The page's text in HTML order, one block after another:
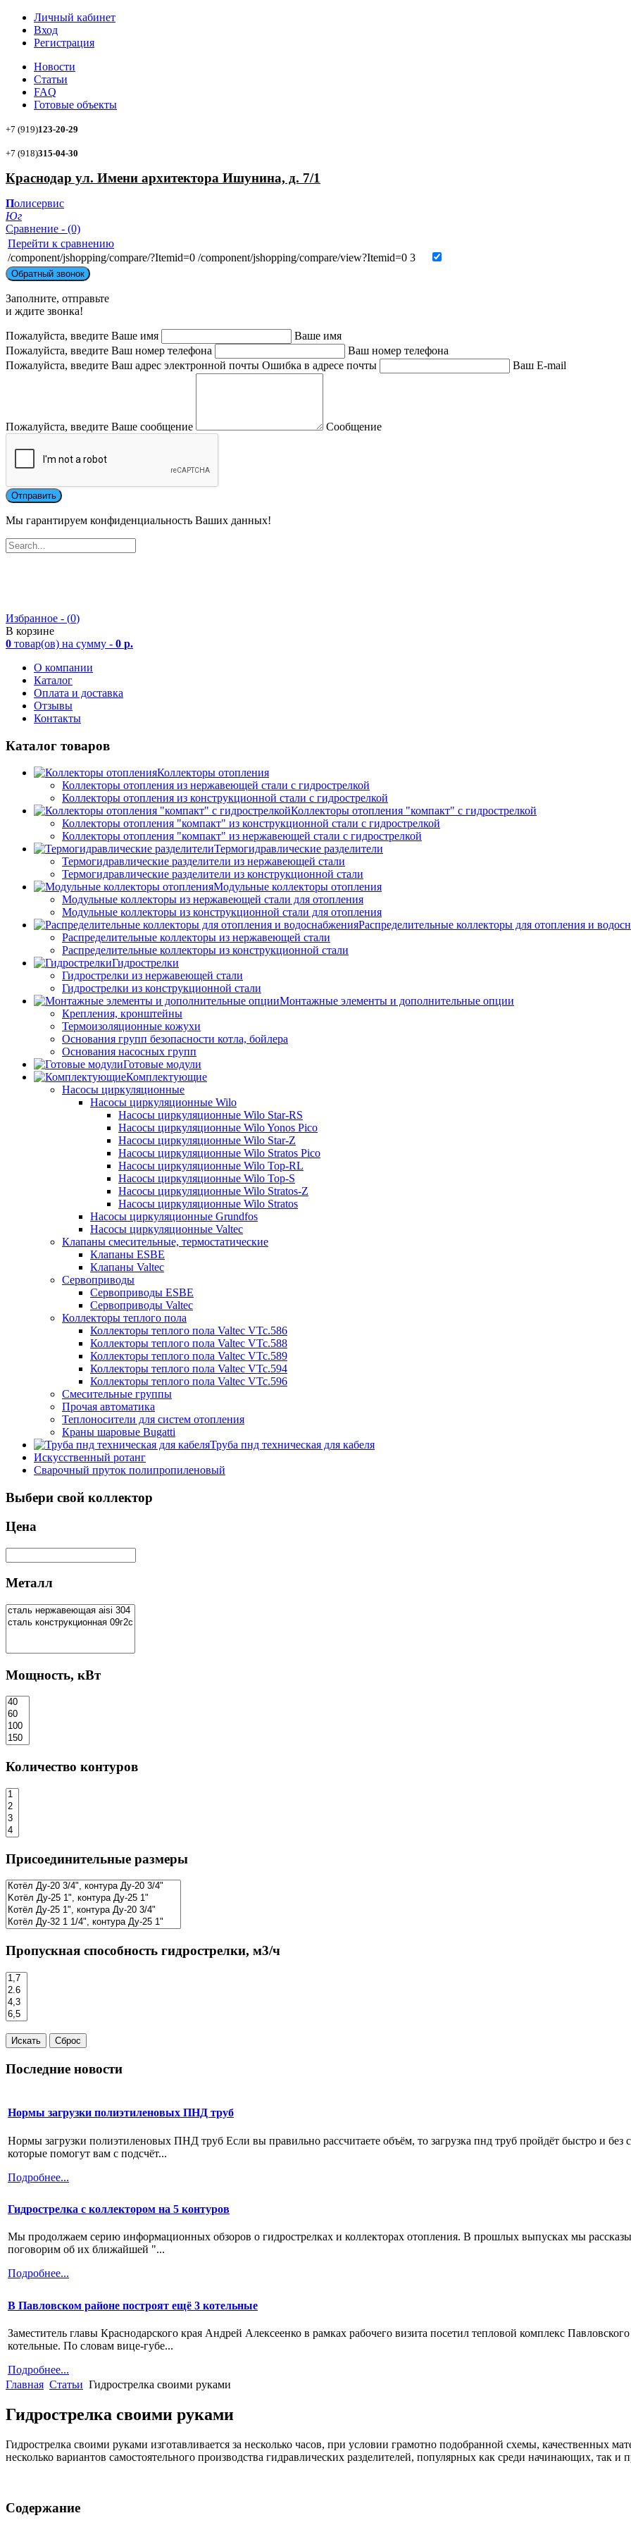
Личный кабинет
Вход
Регистрация
Новости
Статьи
FAQ
Готовые объекты
+7 (919)123-20-29
+7 (918)315-04-30
Краснодар ул. Имени архитектора Ишунина, д. 7/1
Полисервис
Юг
Сравнение - (0)
Перейти к сравнению
/component/jshopping/compare/?Itemid=0 /component/jshopping/compare/view?Itemid=0 3
Обратный звонок
Заполните, отправьте
и ждите звонка!
Пожалуйста, введите Ваше имя
Ваше имя
Пожалуйста, введите Ваш номер телефона
Ваш номер телефона
Пожалуйста, введите Ваш адрес электронной почты Ошибка в адресе почты Ваш E-mail
Пожалуйста, введите Ваше сообщение Сообщение
Мы гарантируем конфиденциальность Ваших данных!
Избранное - (0)
В корзине
0 товар(ов) на сумму - 0 р.
О компании
Каталог
Оплата и доставка
Отзывы
Контакты
Каталог товаров
Коллекторы отопления
Коллекторы отопления из нержавеющей стали с гидрострелкой
Коллекторы отопления из конструкционной стали с гидрострелкой
Коллекторы отопления "компакт" с гидрострелкой
Коллекторы отопления "компакт" из конструкционной стали с гидрострелкой
Коллекторы отопления "компакт" из нержавеющей стали с гидрострелкой
Термогидравлические разделители
Термогидравлические разделители из нержавеющей стали
Термогидравлические разделители из конструкционной стали
Модульные коллекторы отопления
Модульные коллекторы из нержавеющей стали для отопления
Модульные коллекторы из конструкционной стали для отопления
Распределительные коллекторы для отопления и
Распределительные коллекторы из нержавеющей стали
Распределительные коллекторы из конструкционной стали
Гидрострелки
Гидрострелки из нержавеющей стали
Гидрострелки из конструкционной стали
Монтажные элементы и дополнительные опции
Крепления, кронштейны
Термоизоляционные кожухи
Основания групп безопасности котла, бойлера
Основания насосных групп
Готовые модули
Комплектующие
Насосы циркуляционные
Насосы циркуляционные Wilo
Насосы циркуляционные Wilo Star-RS
Насосы циркуляционные Wilo Yonos Pico
Насосы циркуляционные Wilo Star-Z
Насосы циркуляционные Wilo Stratos Pico
Насосы циркуляционные Wilo Top-RL
Насосы циркуляционные Wilo Top-S
Насосы циркуляционные Wilo Stratos-Z
Насосы циркуляционные Wilo Stratos
Насосы циркуляционные Grundfos
Насосы циркуляционные Valtec
Клапаны смесительные, термостатические
Клапаны ESBE
Клапаны Valtec
Сервоприводы
Сервоприводы ESBE
Сервоприводы Valtec
Коллекторы теплого пола
Коллекторы теплого пола Valtec VTc.586
Коллекторы теплого пола Valtec VTc.588
Коллекторы теплого пола Valtec VTc.589
Коллекторы теплого пола Valtec VTc.594
Коллекторы теплого пола Valtec VTc.596
Смесительные группы
Прочая автоматика
Теплоносители для систем отопления
Краны шаровые Bugatti
Труба пнд техническая для кабеля
Искусственный ротанг
Сварочный пруток полипропиленовый
Выбери свой коллектор
Цена
Металл
Мощность, кВт
Количество контуров
Присоединительные размеры
Пропускная способность гидрострелки, м3/ч
Последние новости
Нормы загрузки полиэтиленовых ПНД труб
Нормы загрузки полиэтиленовых ПНД труб Если вы правильно рассчитаете объём, то загрузка пнд труб пройдёт быстро и
которые помогут вам с подсчёт...
Подробнее...
Гидрострелка с коллектором на 5 контуров
Мы продолжаем серию информационных обзоров о гидрострелках и коллекторах отопления. В прошлых выпусках мы
поговорим об их ближайшей "...
Подробнее...
В Павловском районе построят ещё 3 котельные
Заместитель главы Краснодарского края Андрей Алексеенко в рамках рабочего визита посетил тепловой комплекс
котельные. По словам вице-губе...
Подробнее...
Главная Статьи Гидрострелка своими руками
Гидрострелка своими руками
Гидрострелка своими руками изготавливается за несколько часов, при условии грамотно подобранной схемы, качественных
несколько вариантов самостоятельного производства гидравлических разделителей, популярных как среди начинающих, так и
Содержание